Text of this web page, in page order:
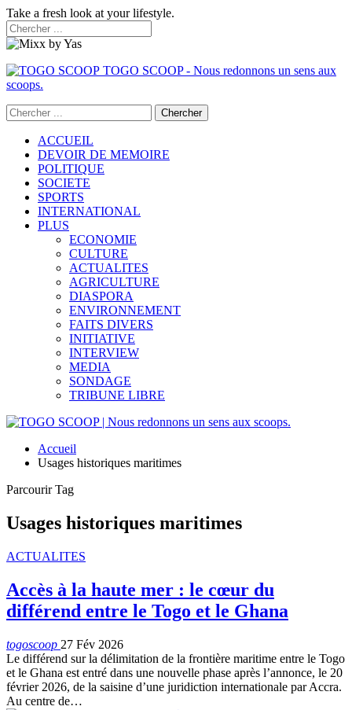
Take a fresh look at your lifestyle.
TOGO SCOOP - Nous redonnons un sens aux
scoops.
ACCUEIL
DEVOIR DE MEMOIRE
POLITIQUE
SOCIETE
SPORTS
INTERNATIONAL
PLUS
ECONOMIE
CULTURE
ACTUALITES
AGRICULTURE
DIASPORA
ENVIRONNEMENT
FAITS DIVERS
INITIATIVE
INTERVIEW
MEDIA
SONDAGE
TRIBUNE LIBRE
Accueil
Usages historiques maritimes
Parcourir Tag
Usages historiques maritimes
ACTUALITES
Accès à la haute mer : le cœur du
différend entre le Togo et le Ghana
togoscoop 27 Fév 2026
Le différend sur la délimitation de la frontière maritime entre le Togo
et le Ghana est entré dans une nouvelle phase après l’annonce, le 20
février 2026, de la saisine d’une juridiction internationale par Accra.
Au centre de…